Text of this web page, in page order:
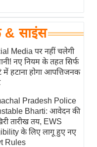
& साइंस
Media पर नहीं चलेगी
नए नियम के तहत सिर्फ
में हटाना होगा आपत्तिजनक
Pradesh Police
Bharti: आवेदन की
तारीख तय, EWS
के लिए लागू हुए नए
Rules